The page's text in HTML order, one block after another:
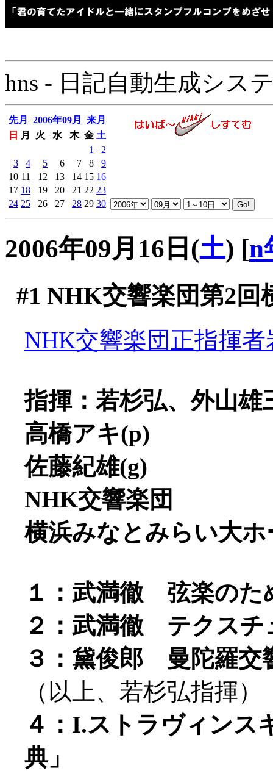
hns - 日記自動生成シス
先月 2006年09月
来月
日
月 火 水 木 金 土
1
2
3
4 5 6 7 8
9
10 11 12 13 14 15 16
17 18 19 20 21 22 23
24 25 26 27 28 29 30
2006年09月16日(土) [n
#1 NHK交響楽団第2回
NHK交響楽団正指揮者
指揮：若杉弘、外山雄
高橋アキ(p)
佐藤紀雄(g)
NHK交響楽団
横浜みなとみらい大ホ
１：武満徹 弦楽のた
２：武満徹 テクスチ
３：黛俊郎 曼陀羅交
（以上、若杉弘指揮）
４：I.ストラヴィン
典」